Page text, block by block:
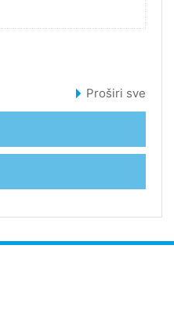
Proširi sve